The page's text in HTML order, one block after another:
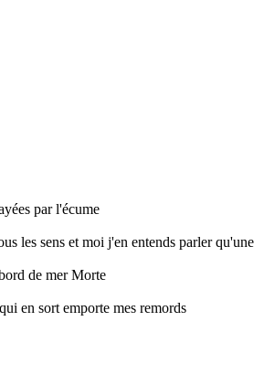
par l'écume
les sens et moi j'en entends parler qu'une
de mer Morte
en sort emporte mes remords